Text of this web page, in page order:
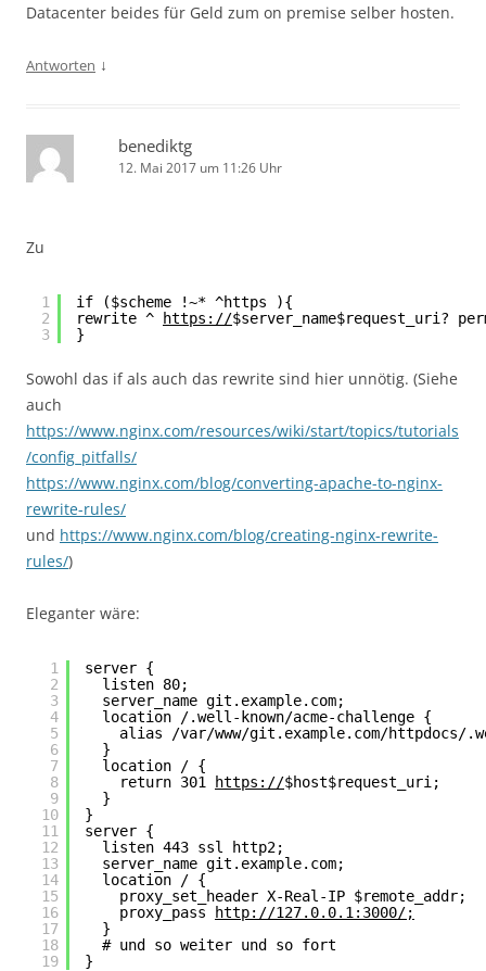
Datacenter beides für Geld zum on premise selber hosten.
Antworten ↓
benediktg
12. Mai 2017 um 11:26 Uhr
Zu
1
2
3
if ($scheme !~* ^https ){
rewrite ^
https://$server_name$request_uri?
}
Sowohl das if als auch das rewrite sind hier unnötig. (Siehe
auch
https://www.nginx.com/resources/wiki/start/topics/tutorials
/config_pitfalls/
https://www.nginx.com/blog/converting-apache-to-nginx-
rewrite-rules/
und https://www.nginx.com/blog/creating-nginx-rewrite-
rules/)
Eleganter wäre:
1
2
3
4
5
6
7
8
9
10
11
12
13
14
15
16
17
18
19
server {
listen 80;
server_name git.example.com;
location /.well-known/acme-challenge {
alias /var/www/git.example.com/httpdocs/
}
location / {
return 301
https://$host$request_uri;
}
}
server {
listen 443 ssl http2;
server_name git.example.com;
location / {
proxy_set_header X-Real-IP $remote_addr;
proxy_pass
http://127.0.0.1:3000/;
}
# und so weiter und so fort
}